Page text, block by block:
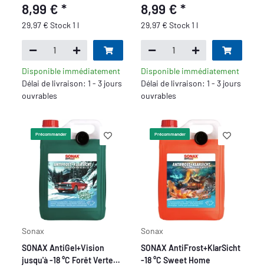
8,99 €*
29,97 € Stock 1 l
Disponible immédiatement
Délai de livraison: 1 - 3 jours
ouvrables
8,99 € *
29,97 € Stock 1 l
Disponible immédiatement
Délai de livraison: 1 - 3 jours
ouvrables
Précommander
Sonax
SONAX AntiGel+Vision
jusqu'à -18 °C Forêt Verte
Précommander
Sonax
SONAX AntiFrost+KlarSicht
-18 °C Sweet Home